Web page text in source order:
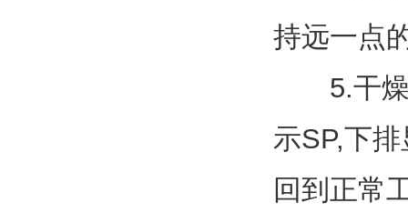
持远一点
5.干燥
示SP,下
回到正常